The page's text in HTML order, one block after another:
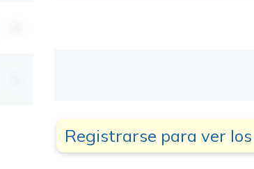
Registrarse para ver